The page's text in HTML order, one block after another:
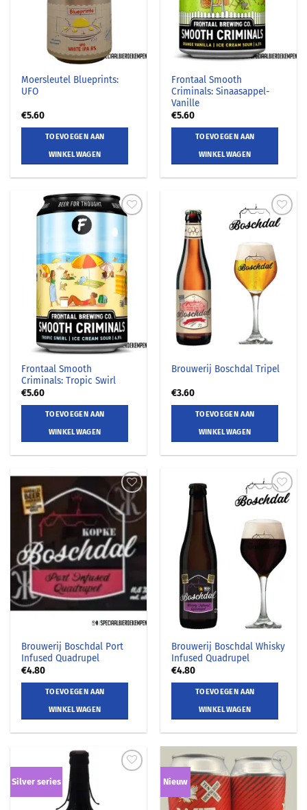
Moersleutel Blueprints:
UFO
€5.60
TOEVOEGEN AAN
WINKELWAGEN
Frontaal Smooth
Criminals: Sinaasappel-
Vanille
€5.60
TOEVOEGEN AAN
WINKELWAGEN
Frontaal Smooth
Criminals: Tropic Swirl
€5.60
TOEVOEGEN AAN
WINKELWAGEN
Brouwerij Boschdal Tripel
€3.60
TOEVOEGEN AAN
WINKELWAGEN
Brouwerij Boschdal Port
Infused Quadrupel
€4.80
TOEVOEGEN AAN
WINKELWAGEN
Brouwerij Boschdal Whisky
Infused Quadrupel
€4.80
TOEVOEGEN AAN
WINKELWAGEN
Silver series Nieuw